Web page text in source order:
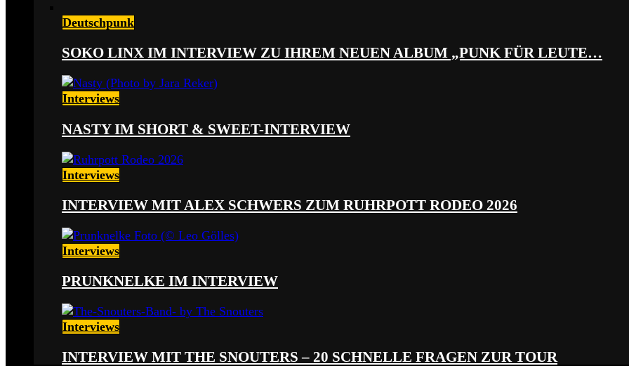
Deutschpunk
SOKO LINX IM INTERVIEW ZU IHREM NEUEN ALBUM „PUNK FÜR LEUTE…
Interviews
NASTY IM SHORT & SWEET-INTERVIEW
Interviews
INTERVIEW MIT ALEX SCHWERS ZUM RUHRPOTT RODEO 2026
Interviews
PRUNKNELKE IM INTERVIEW
Interviews
INTERVIEW MIT THE SNOUTERS – 20 SCHNELLE FRAGEN ZUR TOUR